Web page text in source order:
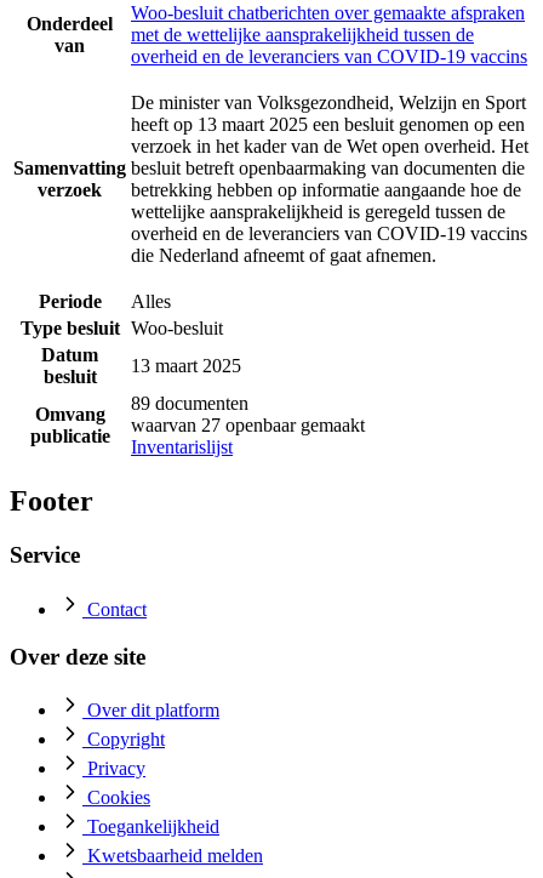
Onderdeel
van
Woo-besluit chatberichten over gemaakte afspraken
met de wettelijke aansprakelijkheid tussen de
overheid en de leveranciers van COVID-19 vaccins
Samenvatting
verzoek
De minister van Volksgezondheid, Welzijn en Sport
heeft op 13 maart 2025 een besluit genomen op een
verzoek in het kader van de Wet open overheid. Het
besluit betreft openbaarmaking van documenten die
betrekking hebben op informatie aangaande hoe de
wettelijke aansprakelijkheid is geregeld tussen de
overheid en de leveranciers van COVID-19 vaccins
die Nederland afneemt of gaat afnemen.
Periode
Alles
Type besluit Woo-besluit
Datum
besluit
13 maart 2025
Omvang
publicatie
89 documenten
waarvan 27 openbaar gemaakt
Inventarislijst
Footer
Service
Contact
Over deze site
Over dit platform
Copyright
Privacy
Cookies
Toegankelijkheid
Kwetsbaarheid melden